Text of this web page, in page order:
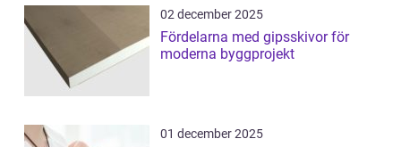
02 december 2025
Fördelarna med gipsskivor för
moderna byggprojekt
01 december 2025